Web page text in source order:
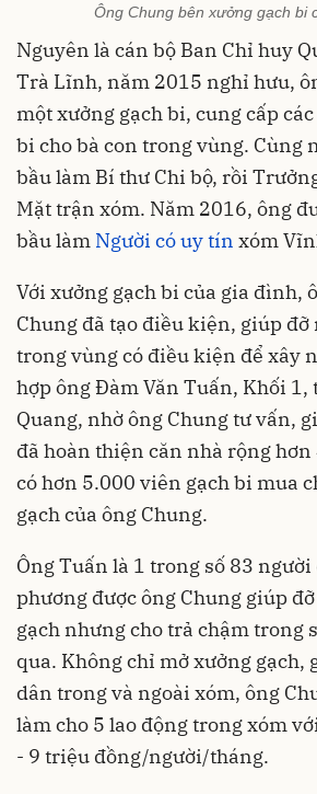
Ông Chung bên xưởng gạch bi
Nguyên là cán bộ Ban Chỉ huy
Trà Lĩnh, năm 2015 nghỉ hưu,
một xưởng gạch bi, cung cấp
bi cho bà con trong vùng. Cùng
bầu làm Bí thư Chi bộ, rồi
Mặt trận xóm. Năm 2016, ông
bầu làm Người có uy tín xóm
Với xưởng gạch bi của gia đình,
Chung đã tạo điều kiện, giúp đỡ
trong vùng có điều kiện để xây
hợp ông Đàm Văn Tuấn, Khối
Quang, nhờ ông Chung tư vấn,
đã hoàn thiện căn nhà rộng
có hơn 5.000 viên gạch bi mua
gạch của ông Chung.
Ông Tuấn là 1 trong số 83 người
phương được ông Chung giúp
gạch nhưng cho trả chậm trong
qua. Không chỉ mở xưởng gạch,
dân trong và ngoài xóm, ông
làm cho 5 lao động trong xóm
- 9 triệu đồng/người/tháng.